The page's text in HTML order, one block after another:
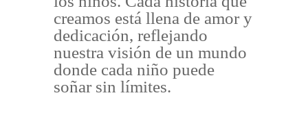
creamos está llena de amor y
dedicación, reflejando
nuestra visión de un mundo
donde cada niño puede
soñar sin límites.